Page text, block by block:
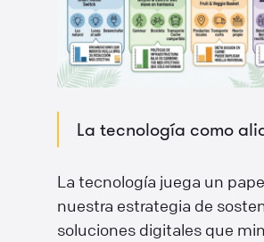
La tecnología como
La tecnología juega un
nuestra estrategia de
soluciones digitales que